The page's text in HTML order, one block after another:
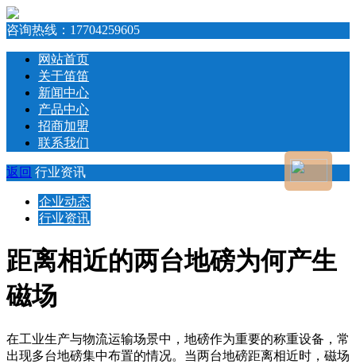
咨询热线： 17704259605
网站首页
关于笛笛
新闻中心
产品中心
招商加盟
联系我们
返回 行业资讯
企业动态
行业资讯
距离相近的两台地磅为何产生
磁场
在工业生产与物流运输场景中，地磅作为重要的称重设备，常
出现多台地磅集中布置的情况。当两台地磅距离相近时，磁场